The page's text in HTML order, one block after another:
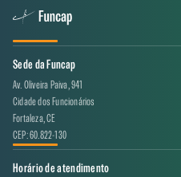
Sede da Funcap
Av. Oliveira Paiva, 941
Cidade dos Funcionários
Fortaleza, CE
CEP: 60.822-130
Horário de atendimento